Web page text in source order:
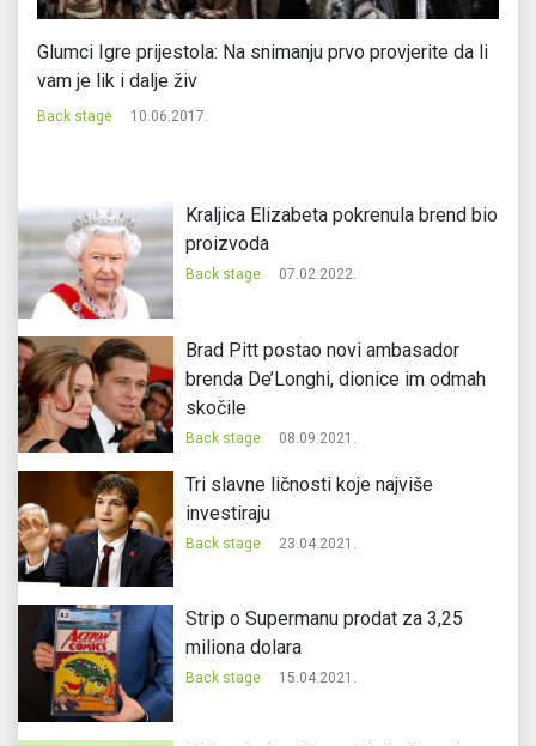
Glumci Igre prijestola: Na snimanju prvo provjerite da li
vam je lik i dalje živ
Back stage 10.06.2017.
Kraljica Elizabeta pokrenula brend bio
proizvoda
Back stage 07.02.2022.
Brad Pitt postao novi ambasador
brenda De’Longhi, dionice im odmah
skočile
Back stage 08.09.2021.
Tri slavne ličnosti koje najviše
investiraju
Back stage 23.04.2021.
Strip o Supermanu prodat za 3,25
miliona dolara
Back stage 15.04.2021.